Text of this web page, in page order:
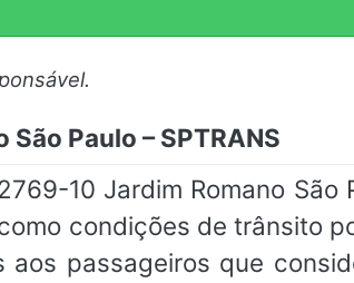
Paulo – SPTRANS
10 Jardim Romano São
condições de trânsito
passageiros que